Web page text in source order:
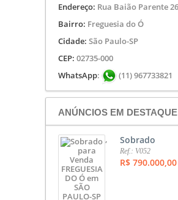
Endereço: Rua Baião Parente
Bairro: Freguesia do Ó
Cidade: São Paulo-SP
CEP: 02735-000
WhatsApp: (11) 967733821
ANÚNCIOS EM DESTAQUE
, Sobrado
Ref.: V052
R$ 790.000,00